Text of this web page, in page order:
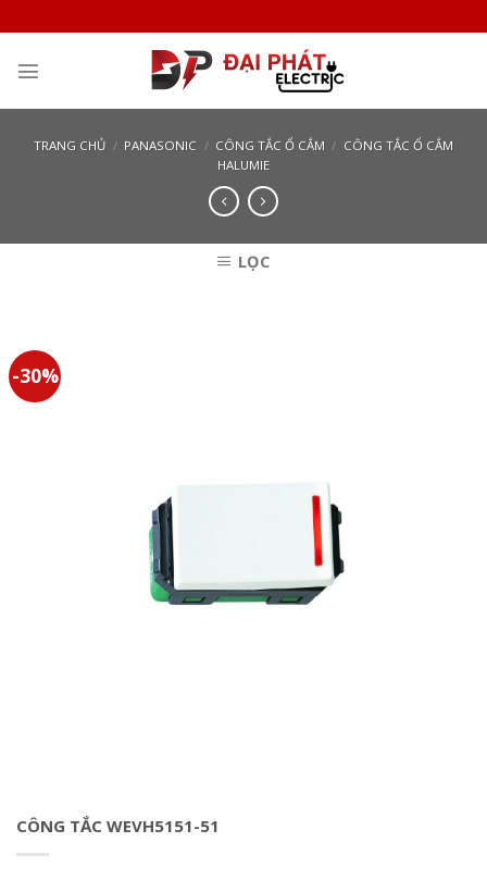
to
content
TRANG CHỦ / PANASONIC / CÔNG TẮC Ổ CẮM / CÔNG TẮC Ổ CẮM
HALUMIE
LỌC
-30%
CÔNG TẮC WEVH5151-51